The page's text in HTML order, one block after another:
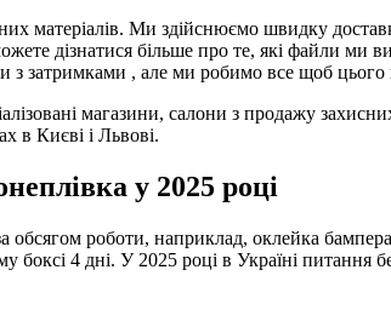
матеріалів. Ми здійснюємо швидку
дізнатися більше про те, які файли ми
з затримками , але ми робимо все щоб цього
магазини, салони з продажу
в Києві і Львові.
у 2025 році
обсягом роботи, наприклад, оклейка
4 дні. У 2025 році в Україні питання